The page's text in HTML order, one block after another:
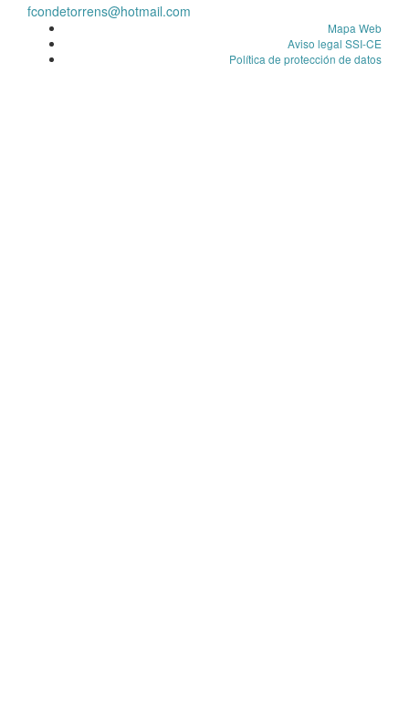
fcondetorrens@hotmail.com
Mapa Web
Aviso legal SSI-CE
Política de protección de datos